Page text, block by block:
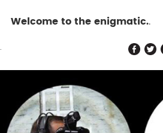
Welcome to the enigmatic..
.